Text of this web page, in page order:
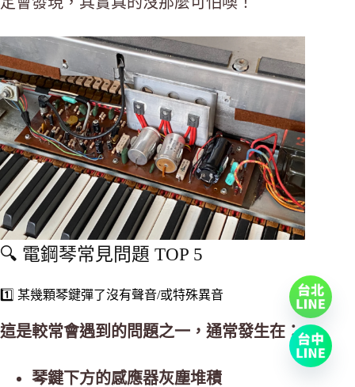
🔍 電鋼琴常見問題 TOP 5
1️⃣ 某幾顆琴鍵彈了沒有聲音/或特殊異音
這是較常會遇到的問題之一，通常發生在：
琴鍵下方的感應器灰塵堆積